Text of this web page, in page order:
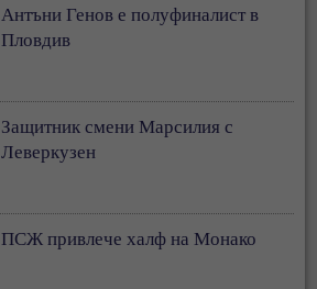
Антъни Генов е полуфиналист в
Пловдив
Защитник смени Марсилия с
Леверкузен
ПСЖ привлече халф на Монако